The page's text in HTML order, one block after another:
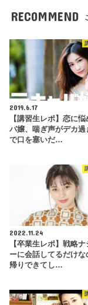
RECOMMEND
2019.6.17
【講習生レポ】恋に
バ嬢、喘ぎ声がデカ過
で口を塞いだ…
2022.11.24
【卒業生レポ】戦略
ーに会話してるだけな
帰りできてし…